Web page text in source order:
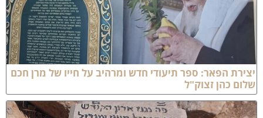
הפאר: ספר תיעודי חדש ומרהיב על חייו של מרן חכם
כהן זצוק"ל